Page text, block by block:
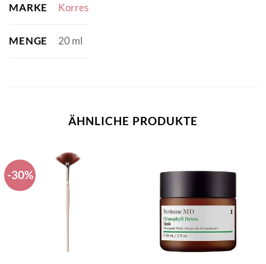
MARKE Korres
MENGE 20 ml
ÄHNLICHE PRODUKTE
-30%